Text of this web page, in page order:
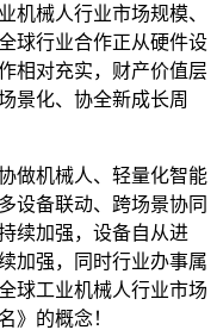
机械人行业市场规模、
球行业合作正从硬件设
相对充实，财产价值层
景化、协全新成长周
机械人、轻量化智能
设备联动、跨场景协同
续加强，设备自从进
加强，同时行业办事属
球工业机械人行业市场
》的概念！